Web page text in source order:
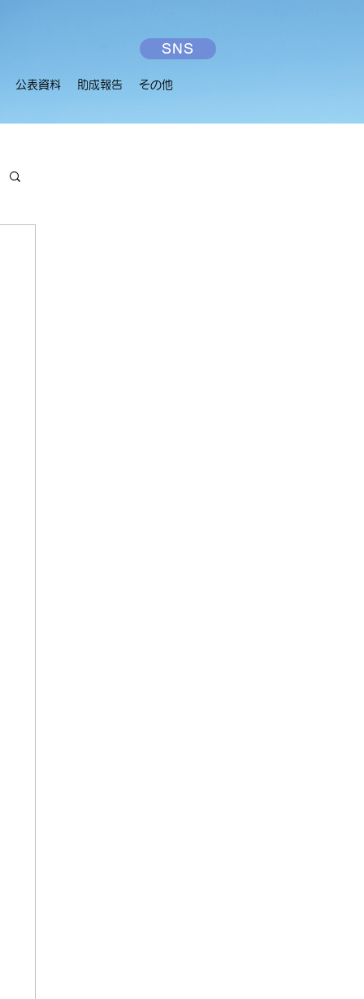
SNS
公表資料 助成報告 その他